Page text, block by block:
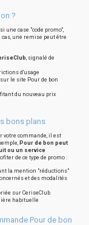
?
une case "code promo",
cas, une remise peut être
, signalé de
d'usage
le site Pour de bon
du nouveau prix
bons plans
votre commande, il est
Pour de bon peut
ou un service
de ce type de promo :
la mention "réductions"
et des modalités
sur CeriseClub
habituelle
Pour de bon